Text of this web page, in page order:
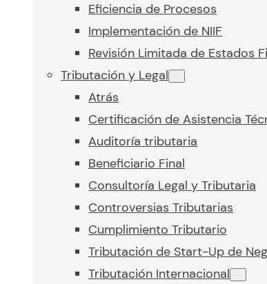
Eficiencia de Procesos
Implementación de NIIF
Revisión Limitada de Estados
Tributación y Legal
Atrás
Certificación de Asistencia
Auditoría tributaria
Beneficiario Final
Consultoría Legal y Tributaria
Controversias Tributarias
Cumplimiento Tributario
Tributación de Start-Up de
Tributación Internacional